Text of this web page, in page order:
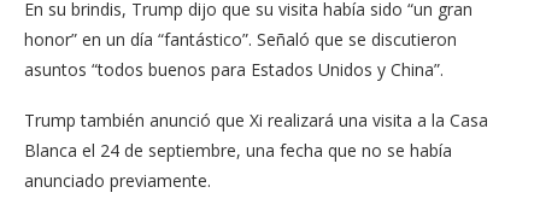
En su brindis, Trump dijo que su visita había sido “un gran
honor” en un día “fantástico”. Señaló que se discutieron
asuntos “todos buenos para Estados Unidos y China”.
Trump también anunció que Xi realizará una visita a la Casa
Blanca el 24 de septiembre, una fecha que no se había
anunciado previamente.